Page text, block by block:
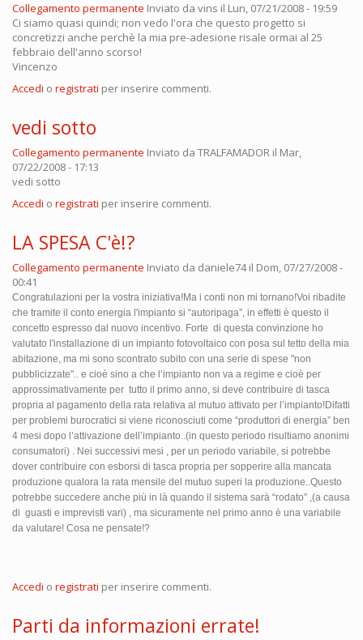
Collegamento permanente Inviato da vins il Lun, 07/21/2008 - 19:59
Ci siamo quasi quindi; non vedo l'ora che questo progetto si
concretizzi anche perchè la mia pre-adesione risale ormai al 25
febbraio dell'anno scorso!
Vincenzo
Accedi o registrati per inserire commenti.
vedi sotto
Collegamento permanente Inviato da TRALFAMADOR il Mar,
07/22/2008 - 17:13
vedi sotto
Accedi o registrati per inserire commenti.
LA SPESA C'è!?
Collegamento permanente Inviato da daniele74il Dom, 07/27/2008 -
00:41
Congratulazioni per la vostra iniziativa!Ma i conti non mi tornano!Voi ribadite
che tramite il conto energia l'impianto si “autoripaga”, in effetti è questo il
concetto espresso dal nuovo incentivo. Forte di questa convinzione ho
valutato l'installazione di un impianto fotovoltaico con posa sul tetto della mia
abitazione, ma mi sono scontrato subito con una serie di spese "non
pubblicizzate".. e cioè sino a che l’impianto non va a regime e cioè per
approssimativamente per tutto il primo anno, si deve contribuire di tasca
propria al pagamento della rata relativa al mutuo attivato per l’impianto!Difatti
per problemi burocratici si viene riconosciuti come “produttori di energia” ben
4 mesi dopo l’attivazione dell’impianto..(in questo periodo risultiamo anonimi
consumatori) . Nei successivi mesi , per un periodo variabile, si potrebbe
dover contribuire con esborsi di tasca propria per sopperire alla mancata
produzione qualora la rata mensile del mutuo superi la produzione..Questo
potrebbe succedere anche più in là quando il sistema sarà “rodato” ,(a causa
di guasti e imprevisti vari) , ma sicuramente nel primo anno è una variabile
da valutare! Cosa ne pensate!?
Accedi o registrati per inserire commenti.
Parti da informazioni errate!